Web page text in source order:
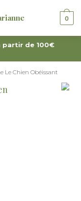
0
partir de 100€
Le Chien Obéissant